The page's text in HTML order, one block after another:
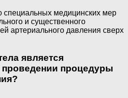
специальных медицинских мер
и существенного
артериального давления сверх
является
процедуры